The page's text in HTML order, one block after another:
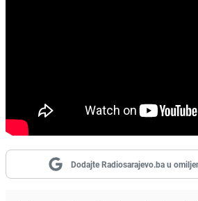
Dodajte Radiosarajevo.ba u